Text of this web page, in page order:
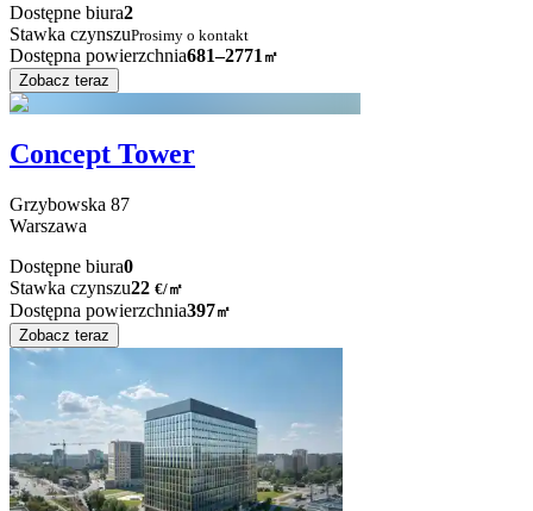
Dostępne biura2
Stawka czynszuProsimy o kontakt
Dostępna powierzchnia681–2771 ㎡
Zobacz teraz
Concept Tower
Grzybowska 87
Warszawa
Dostępne biura0
Stawka czynszu22 €/㎡
Dostępna powierzchnia397㎡
Zobacz teraz